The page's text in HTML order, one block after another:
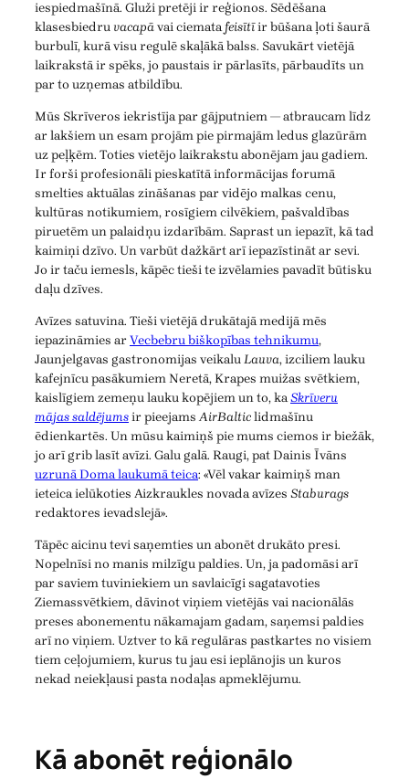
iespiedmašīnā. Gluži pretēji ir reģionos. Sēdēšana
klasesbiedruvacapāvai ciematafeisītīir būšana ļoti šaurā
burbulī, kurā visu regulē skaļākā balss. Savukārt vietējā
laikrakstā ir spēks, jo paustais ir pārlasīts, pārbaudīts un
par to uzņemas atbildību.
Mūs Skrīveros iekristīja par gājputniem — atbraucam līdz
ar lakšiem un esam projām pie pirmajām ledus glazūrām
uz peļķēm. Toties vietējo laikrakstu abonējam jau gadiem.
Ir forši profesionāli pieskatītā informācijas forumā
smelties aktuālas zināšanas par vidējo malkas cenu,
kultūras notikumiem, rosīgiem cilvēkiem, pašvaldības
piruetēm un palaidņu izdarībām. Saprast un iepazīt, kā tad
kaimiņi dzīvo. Un varbūt dažkārt arī iepazīstināt ar sevi.
Jo ir taču iemesls, kāpēc tieši te izvēlamies pavadīt būtisku
daļu dzīves.
Avīzes satuvina. Tieši vietējā drukātajā medijā mēs
iepazināmies arVecbebru biškopības tehnikumu,
Jaunjelgavas gastronomijas veikaluLauva, izciliem lauku
kafejnīcu pasākumiem Neretā, Krapes muižas svētkiem,
kaislīgiem zemeņu lauku kopējiem un to, kaSkrīveru
mājas saldējumsir pieejamsAirBalticlidmašīnu
ēdienkartēs. Un mūsu kaimiņš pie mums ciemos ir biežāk,
jo arī grib lasīt avīzi. Galu galā. Raugi, pat Dainis Īvāns
uzrunā Doma laukumā teica: «Vēl vakar kaimiņš man
ieteica ielūkoties Aizkraukles novada avīzes Staburags
redaktores ievadslejā».
Tāpēc aicinu tevi saņemties un abonēt drukāto presi.
Nopelnīsi no manis milzīgu paldies. Un, ja padomāsi arī
par saviem tuviniekiem un savlaicīgi sagatavoties
Ziemassvētkiem, dāvinot viņiem vietējās vai nacionālās
preses abonementu nākamajam gadam, saņemsi paldies
arī no viņiem. Uztver to kā regulāras pastkartes no visiem
tiem ceļojumiem, kurus tu jau esi ieplānojis un kuros
nekad neiekļausi pasta nodaļas apmeklējumu.
Kā abonēt reģionālo